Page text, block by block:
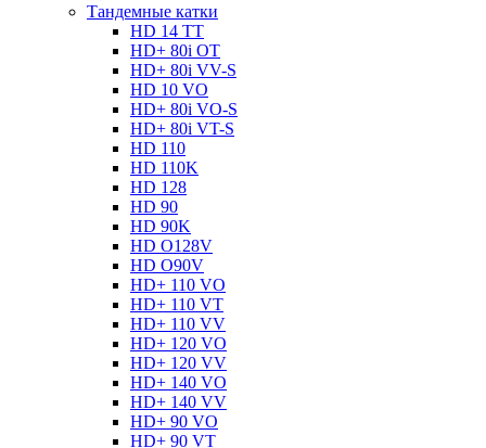
Тандемные катки
HD 14 TT
HD+ 80i OT
HD+ 80i VV-S
HD 10 VO
HD+ 80i VO-S
HD+ 80i VT-S
HD 110
HD 110K
HD 128
HD 90
HD 90K
HD O128V
HD O90V
HD+ 110 VO
HD+ 110 VT
HD+ 110 VV
HD+ 120 VO
HD+ 120 VV
HD+ 140 VO
HD+ 140 VV
HD+ 90 VO
HD+ 90 VT